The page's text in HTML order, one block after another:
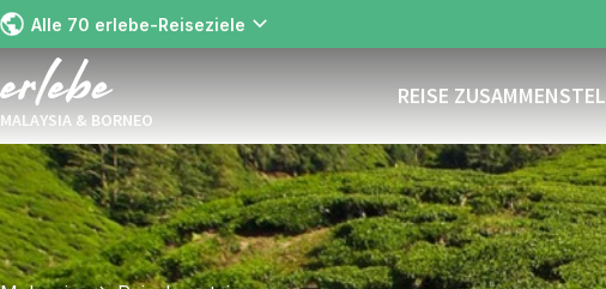
Alle 70 erlebe-Reiseziele
MALAYSIA & BORNEO
REISE